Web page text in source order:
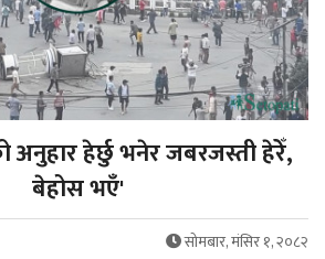
अनुहार हेर्छु भनेर जबरजस्ती हेरेँ,
बेहोस भएँ'
सोमबार, मंसिर १, २०८२